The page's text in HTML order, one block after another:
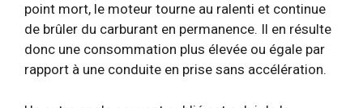
point mort, le moteur tourne au ralenti et continue
de brûler du carburant en permanence. Il en résulte
donc une consommation plus élevée ou égale par
rapport à une conduite en prise sans accélération.